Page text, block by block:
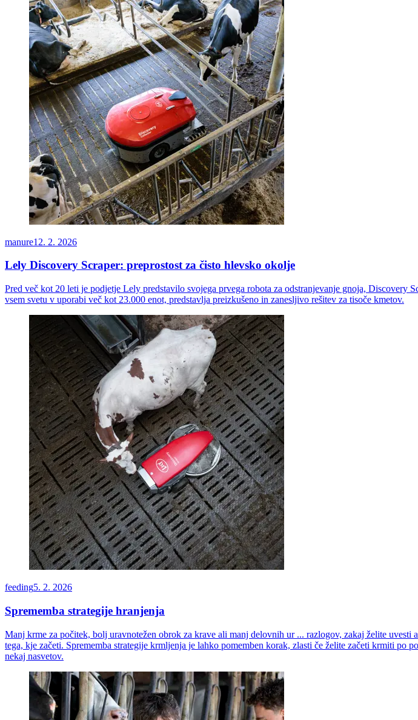
manure12. 2. 2026
Lely Discovery Scraper: preprostost za čisto hlevsko okolje
Pred več kot 20 leti je podjetje Lely predstavilo svojega prvega robota za odstranjevanje gnoja,
vsem svetu v uporabi več kot 23.000 enot, predstavlja preizkušeno in zanesljivo rešitev za tisoče kmetov.
feeding5. 2. 2026
Sprememba strategije hranjenja
Manj krme za počitek, bolj uravnotežen obrok za krave ali manj delovnih ur ... razlogov, zakaj želite
tega, kje začeti. Sprememba strategije krmljenja je lahko pomemben korak, zlasti če želite začeti krmiti po
nekaj nasvetov.